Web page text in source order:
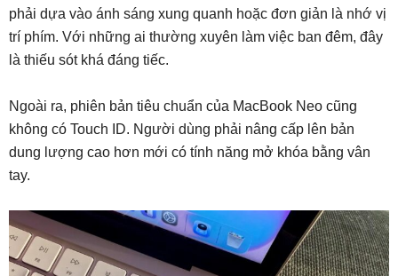
phải dựa vào ánh sáng xung quanh hoặc đơn giản là nhớ vị
trí phím. Với những ai thường xuyên làm việc ban đêm, đây
là thiếu sót khá đáng tiếc.
Ngoài ra, phiên bản tiêu chuẩn của MacBook Neo cũng
không có Touch ID. Người dùng phải nâng cấp lên bản
dung lượng cao hơn mới có tính năng mở khóa bằng vân
tay.